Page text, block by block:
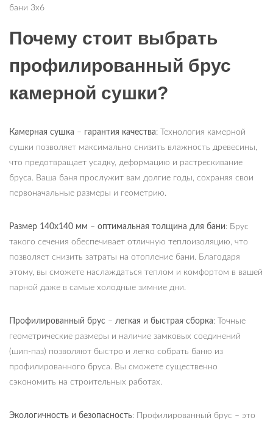
Почему стоит выбрать
профилированный брус
камерной сушки?
Камерная сушка – гарантия качества: Технология камерной
сушки позволяет максимально снизить влажность древесины,
что предотвращает усадку, деформацию и растрескивание
бруса. Ваша баня прослужит вам долгие годы, сохраняя свои
первоначальные размеры и геометрию.
Размер 140х140 мм – оптимальная толщина для бани: Брус
такого сечения обеспечивает отличную теплоизоляцию, что
позволяет снизить затраты на отопление бани. Благодаря
этому, вы сможете наслаждаться теплом и комфортом в вашей
парной даже в самые холодные зимние дни.
Профилированный брус – легкая и быстрая сборка: Точные
геометрические размеры и наличие замковых соединений
(шип-паз) позволяют быстро и легко собрать баню из
профилированного бруса. Вы сможете существенно
сэкономить на строительных работах.
Экологичность и безопасность: Профилированный брус – это